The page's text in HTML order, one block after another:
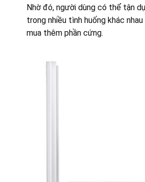
Nhờ đó, người dùng có thể tận
trong nhiều tình huống khác
mua thêm phần cứng.